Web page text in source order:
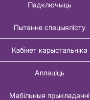
Падключыць
Пытанне спецыялісту
Кабінет карыстальніка
Аплаціць
Мабільныя прыкладанні